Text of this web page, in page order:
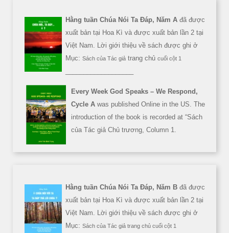
Hằng tuần Chúa Nói Ta Đáp, Năm A đã được
xuất bản tại Hoa Kì và được xuất bản lần 2 tại
Việt Nam. Lời giới thiệu về sách được ghi ở
Mục: Sách của Tác giả trang chủ cuối cột 1
Every Week God Speaks – We Respond,
Cycle A was published Online in the US. The
introduction of the book is recorded at “Sách
của Tác giả Chủ trương, Column 1.
Hằng tuần Chúa Nói Ta Đáp, Năm B đã được
xuất bản tại Hoa Kì và được xuất bản lần 2 tại
Việt Nam. Lời giới thiệu về sách được ghi ở
Mục: Sách của Tác giả trang chủ cuối cột 1